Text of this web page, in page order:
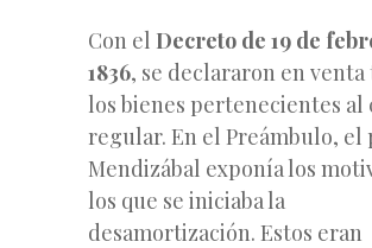
Con el Decreto de 19 de
1836, se declararon en venta
los bienes pertenecientes al
regular. En el Preámbulo, el
Mendizábal exponía los
los que se iniciaba la
desamortización. Estos eran